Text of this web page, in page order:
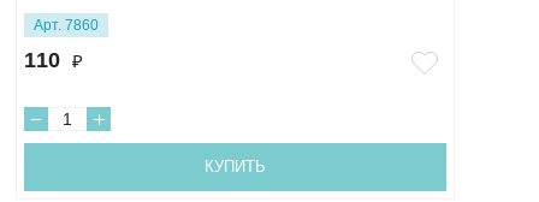
Арт. 7860
110 ₽
КУПИТЬ